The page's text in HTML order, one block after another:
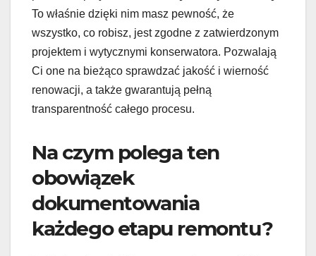
To właśnie dzięki nim masz pewność, że
wszystko, co robisz, jest zgodne z zatwierdzonym
projektem i wytycznymi konserwatora. Pozwalają
Ci one na bieżąco sprawdzać jakość i wierność
renowacji, a także gwarantują pełną
transparentność całego procesu.
Na czym polega ten
obowiązek
dokumentowania
każdego etapu remontu?